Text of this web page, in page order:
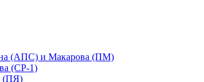
(АПС) и Макарова (ПМ)
(СР-1)
(ПЯ)